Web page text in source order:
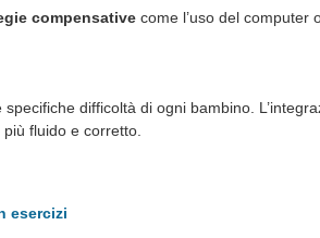
compensative come l’uso del computer
specifiche difficoltà di ogni bambino.
fluido e corretto.